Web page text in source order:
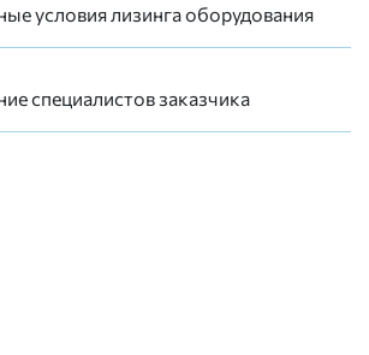
условия лизинга оборудования
специалистов заказчика